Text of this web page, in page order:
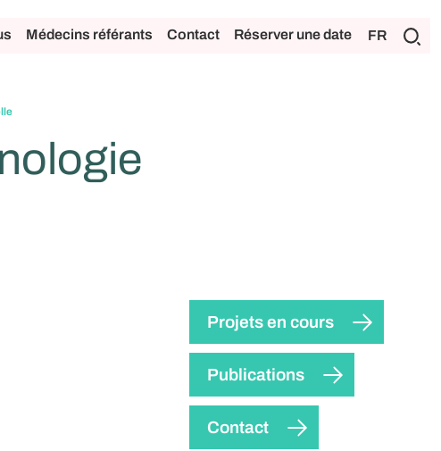
Médecins référants Contact Réserver une date FR
Projets en cours
Publications
Contact